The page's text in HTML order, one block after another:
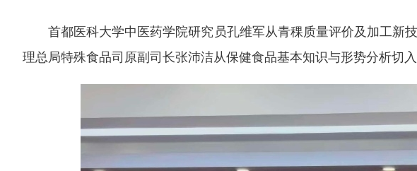
首都医科大学中医药学院研究员孔维军从青稞质量评价及加工新
理总局特殊食品司原副司长张沛洁从保健食品基本知识与形势分析切